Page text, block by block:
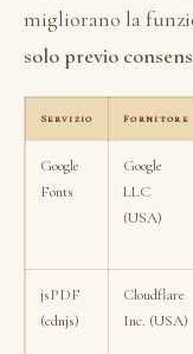
migliorano la
solo previo
Servizio Fornitore
Google
Fonts
Google
LLC
(USA)
jsPDF
(cdnjs)
Cloudflare
Inc. (USA)